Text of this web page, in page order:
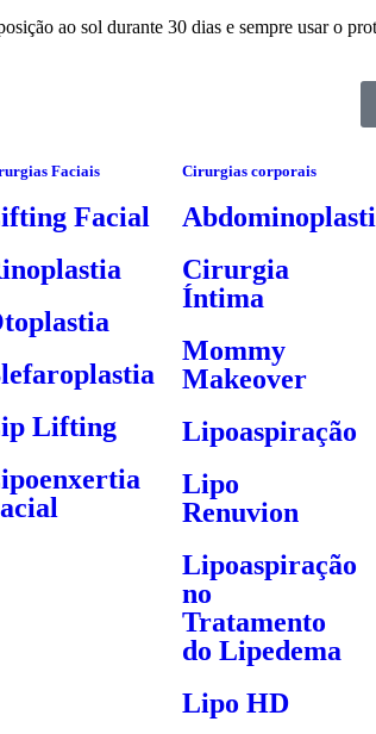
ao sol durante 30 dias e sempre usar o
Faciais
Facial
Lifting
Cirurgias corporais
Cirurgia
Íntima
Mommy
Makeover
Lipoaspiração
Lipo
Renuvion
Lipoaspiração
no
Tratamento
do Lipedema
Lipo HD